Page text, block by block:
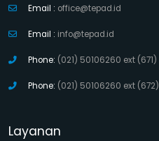
Email : office@tepad.id
Email : info@tepad.id
Phone: (021) 50106260 ext (671)
Phone: (021) 50106260 ext (672)
Layanan